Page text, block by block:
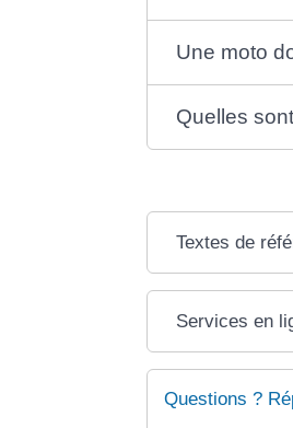
Une moto
Quelles
Textes de
Services en
Questions ?